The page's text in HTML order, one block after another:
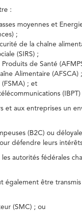
:
moyennes et
;
de la chaîne
(SIRS) ;
de Santé
Alimentaire (AFSCA) ;
(FSMA) ; et
(IBPT)
et aux entreprises un
(B2C) ou
défendre leurs
autorités fédérales
également être
(SMC) ; ou